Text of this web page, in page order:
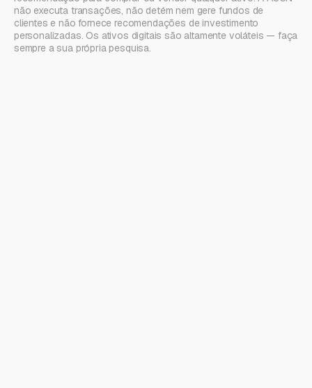
não executa transações, não detém nem gere fundos de
clientes e não fornece recomendações de investimento
personalizadas. Os ativos digitais são altamente voláteis — faça
sempre a sua própria pesquisa.